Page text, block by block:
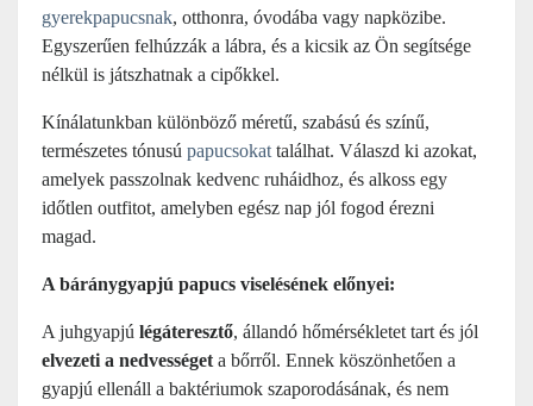
gyerekpapucsnak, otthonra, óvodába vagy napközibe.
Egyszerűen felhúzzák a lábra, és a kicsik az Ön segítsége
nélkül is játszhatnak a cipőkkel.
Kínálatunkban különböző méretű, szabású és színű,
természetes tónusú papucsokat találhat. Válaszd ki azokat,
amelyek passzolnak kedvenc ruháidhoz, és alkoss egy
időtlen outfitot, amelyben egész nap jól fogod érezni
magad.
A báránygyapjú papucs viselésének előnyei:
A juhgyapjú légáteresztő, állandó hőmérsékletet tart és jól
elvezeti a nedvességet a bőrről. Ennek köszönhetően a
gyapjú ellenáll a baktériumok szaporodásának, és nem